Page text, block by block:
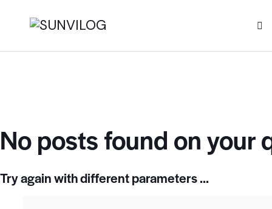
No posts found on your
Try again with different parameters ...